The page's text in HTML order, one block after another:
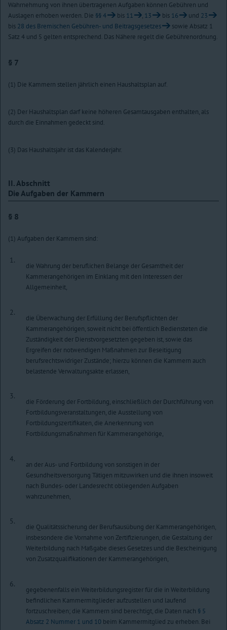
Wahrnehmung von ihnen übertragenen Aufgaben können Gebühren und
Auslagen erhoben werden. Die §§ 4 bis 11 , 13 bis 16 und 23
bis 28 des Bremischen Gebühren- und Beitragsgesetzes
sowie Absatz 1
Satz 4 und 5 gelten entsprechend. Das Nähere regelt die Gebührenordnung.
§ 7
(1) Die Kammern stellen jährlich einen Haushaltsplan auf.
(2) Der Haushaltsplan darf keine höheren Gesamtausgaben enthalten, als
durch die Einnahmen gedeckt sind.
(3) Das Haushaltsjahr ist das Kalenderjahr.
II. Abschnitt
Die Aufgaben der Kammern
§ 8
(1) Aufgaben der Kammern sind:
1.
die Wahrung der beruflichen Belange der Gesamtheit der
Kammerangehörigen im Einklang mit den Interessen der
Allgemeinheit,
2.
die Überwachung der Erfüllung der Berufspflichten der
Kammerangehörigen, soweit nicht bei öffentlich Bediensteten die
Zuständigkeit der Dienstvorgesetzten gegeben ist, sowie das
Ergreifen der notwendigen Maßnahmen zur Beseitigung
berufsrechtswidriger Zustände; hierzu können die Kammern auch
belastende Verwaltungsakte erlassen,
3.
die Förderung der Fortbildung, einschließlich der Durchführung von
Fortbildungsveranstaltungen, die Ausstellung von
Fortbildungszertifikaten, die Anerkennung von
Fortbildungsmaßnahmen für Kammerangehörige,
4.
an der Aus- und Fortbildung von sonstigen in der
Gesundheitsversorgung Tätigen mitzuwirken und die ihnen insoweit
nach Bundes- oder Landesrecht obliegenden Aufgaben
wahrzunehmen,
5.
die Qualitätssicherung der Berufsausübung der Kammerangehörigen,
insbesondere die Vornahme von Zertifizierungen, die Gestaltung der
Weiterbildung nach Maßgabe dieses Gesetzes und die Bescheinigung
von Zusatzqualifikationen der Kammerangehörigen,
6.
gegebenenfalls ein Weiterbildungsregister für die in Weiterbildung
befindlichen Kammermitglieder aufzustellen und laufend
fortzuschreiben; die Kammern sind berechtigt, die Daten nach § 5
Absatz 2 Nummer 1 und 10 beim Kammermitglied zu erheben. Bei